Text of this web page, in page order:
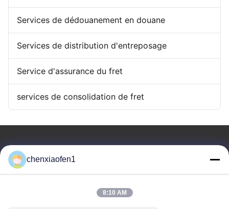
Services de dédouanement en douane
Services de distribution d'entreposage
Service d'assurance du fret
services de consolidation de fret
Services de gestion d'entreprise de route en soie de
chenxiaofen1
8:10 AM